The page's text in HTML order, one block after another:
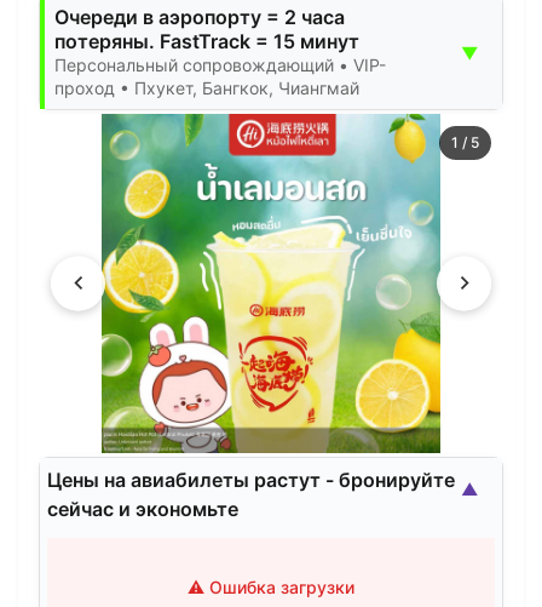
Очереди в аэропорту = 2 часа
потеряны. FastTrack = 15 минут
Персональный сопровождающий • VIP-
проход • Пхукет, Бангкок, Чиангмай
▼
1 / 5
Цены на авиабилеты растут - бронируйте
сейчас и экономьте
⚠️ Ошибка загрузки
▲